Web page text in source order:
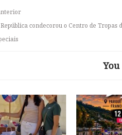
condecorou o Centro de Tropas